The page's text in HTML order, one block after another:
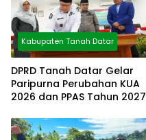
Kabupaten Tanah Datar
DPRD Tanah Datar Gelar
Paripurna Perubahan KUA
2026 dan PPAS Tahun 2027